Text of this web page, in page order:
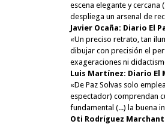
escena elegante y
despliega un arsenal de
Javier Ocaña: Diario El
«Un preciso retrato, tan
dibujar con precisión el
exageraciones ni
Luis Martínez: Diario El
«De Paz Solvas solo
espectador) comprendan
fundamental (...) la buena
Oti Rodríguez